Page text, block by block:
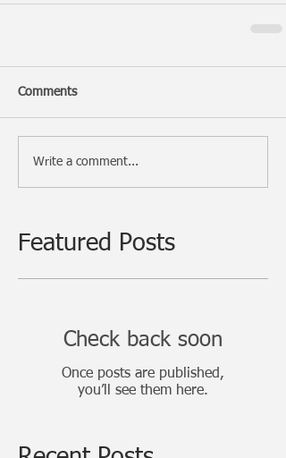
Comments
Write a comment...
Featured Posts
Check back soon
Once posts are published,
you’ll see them here.